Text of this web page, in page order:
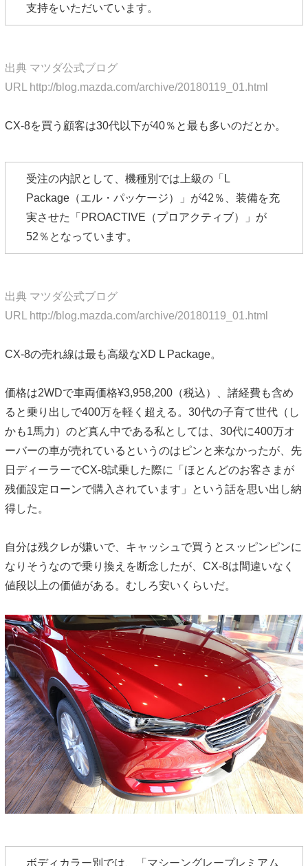
支持をいただいています。
出典 マツダ公式ブログ
URL http://blog.mazda.com/archive/20180119_01.html
CX-8を買う顧客は30代以下が40％と最も多いのだとか。
受注の内訳として、機種別では上級の「L
Package（エル・パッケージ）」が42％、装備を充
実させた「PROACTIVE（プロアクティブ）」が
52％となっています。
出典 マツダ公式ブログ
URL http://blog.mazda.com/archive/20180119_01.html
CX-8の売れ線は最も高級なXD L Package。
価格は2WDで車両価格¥3,958,200（税込）、諸経費も含め
ると乗り出しで400万を軽く超える。30代の子育て世代（し
かも1馬力）のど真ん中である私としては、30代に400万オ
ーバーの車が売れているというのはピンと来なかったが、先
日ディーラーでCX-8試乗した際に「ほとんどのお客さまが
残価設定ローンで購入されています」という話を思い出し納
得した。
自分は残クレが嫌いで、キャッシュで買うとスッピンピンに
なりそうなので乗り換えを断念したが、CX-8は間違いなく
値段以上の価値がある。むしろ安いくらいだ。
ボディカラー別では、「マシーングレープレミアム